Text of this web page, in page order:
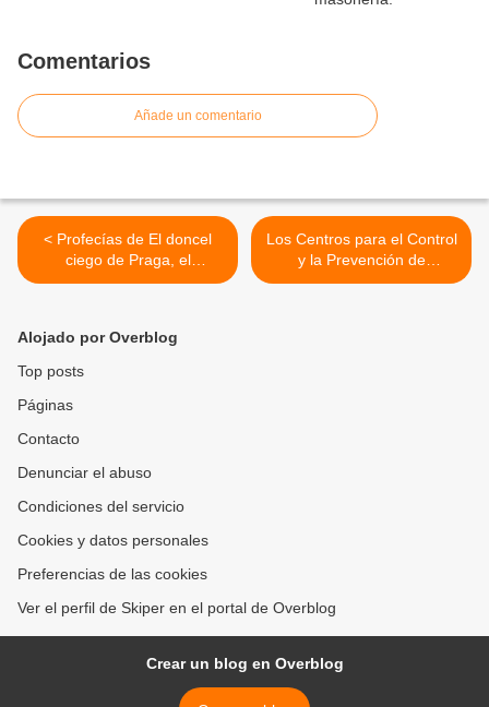
Comentarios
Añade un comentario
< Profecías de El doncel
ciego de Praga, el
Nostradamus checo que lo
Los Centros para el Control
y la Prevención de
Enfermedades (CDC)
Alojado por Overblog
Top posts
Páginas
Contacto
Denunciar el abuso
Condiciones del servicio
Cookies y datos personales
Preferencias de las cookies
Ver el perfil de Skiper en el portal de Overblog
Crear un blog en Overblog